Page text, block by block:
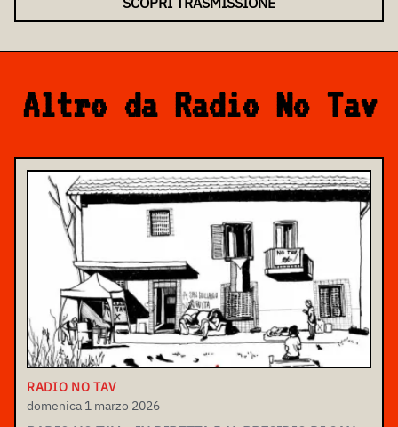
Altro da Radio No Tav
RADIO NO TAV
domenica 1 marzo 2026